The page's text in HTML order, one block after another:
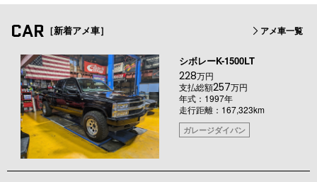
CAR ［新着アメ車］ アメ車一覧
シボレーK-1500LT
228万円
支払総額257万円
年式：1997年
走行距離：167,323km
ガレージダイバン